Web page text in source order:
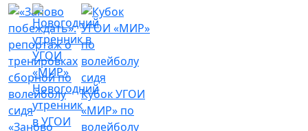
«Заново
Новогодний
утренник
в УГОИ
Кубок УГОИ
«МИР» по
волейболу